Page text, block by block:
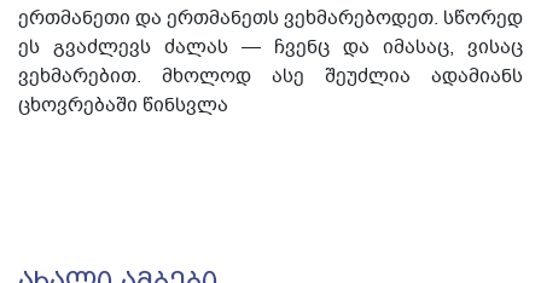
ერთმანეთი და ერთმანეთს ვეხმარებოდეთ. სწორედ
ეს გვაძლევს ძალას — ჩვენც და იმასაც, ვისაც
ვეხმარებით. მხოლოდ ასე შეუძლია ადამიანს
ცხოვრებაში წინსვლა